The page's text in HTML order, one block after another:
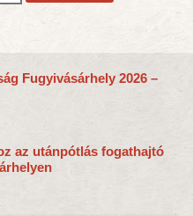
Fugyivásárhely 2026 –
az utánpótlás fogathajtó